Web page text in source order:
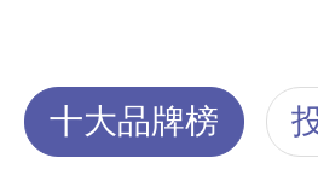
十大品牌榜